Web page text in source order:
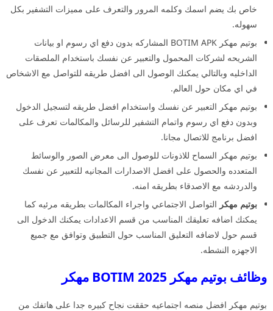
خاص بك يضم اسمك وكلمه المرور والتعرف على مميزات التشفير بكل
سهوله.
بوتيم مهكر BOTIM APK المشاركه بدون دفع اي رسوم او بيانات
الشريحه لشركات المحمول والتعبير عن نفسك باستخدام الملصقات
الداخليه وبالتالي يمكنك الوصول الى افضل طريقه للتواصل مع الاشخاص
في اي مكان حول العالم.
بوتيم مهكر التعبير عن نفسك واستخدام افضل طريقه لتسجيل الدخول
وبدون دفع اي رسوم واتمام التشفير للرسائل والمكالمات تعرف على
افضل برنامج للاتصال مجانا.
بوتيم مهكر السماح للاذونات للوصول الى معرض الصور والوسائط
المتعدده والحصول على افضل الاصدارات المجانيه للتعبير عن نفسك
والدردشه مع الاصدقاء بطريقه امنه.
بوتيم مهكر التواصل الاجتماعي واجراء المكالمات بطريقه مرئيه كما
يمكنك اضافه تعليقك المناسب من قسم الاعدادات يمكنك الدخول الى
قسم حول لاضافه التعليق المناسب حول التطبيق وتوافق مع جميع
الاجهزه النشطه.
وظائف بوتيم مهكر 2025 BOTIM مهكر
بوتيم مهكر افضل منصه اجتماعيه حققت نجاح كبيره جدا على هاتفك من